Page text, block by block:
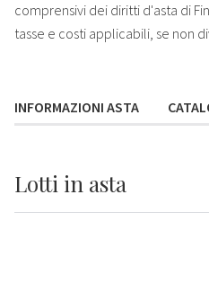
comprensivi dei diritti d'asta di
tasse e costi applicabili, se non
INFORMAZIONI ASTA
Lotti in asta